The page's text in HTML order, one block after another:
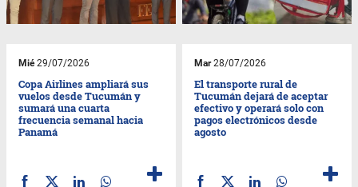
Mié29/07/2026
Copa Airlines ampliará sus
vuelos desde Tucumán y
sumará una cuarta
frecuencia semanal hacia
Panamá
Mar28/07/2026
El transporte rural de
Tucumán dejará de aceptar
efectivo y operará solo con
pagos electrónicos desde
agosto